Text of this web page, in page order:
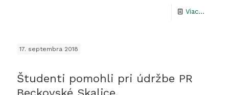
Viac...
17. septembra 2018
Študenti pomohli pri údržbe PR